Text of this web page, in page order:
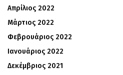
Απρίλιος 2022
Μάρτιος 2022
Φεβρουάριος 2022
Ιανουάριος 2022
Δεκέμβριος 2021